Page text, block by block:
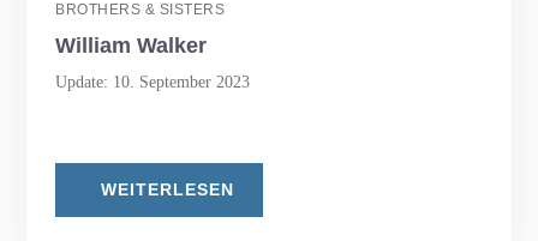
BROTHERS & SISTERS
William Walker
Update: 10. September 2023
WEITERLESEN